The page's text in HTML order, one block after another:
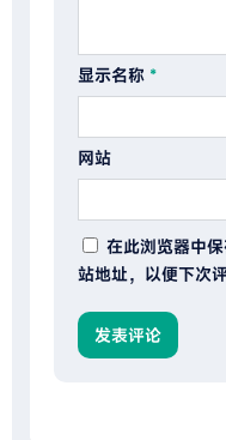
显示名称 *
网站
在此浏览器中
站地址，以便下次